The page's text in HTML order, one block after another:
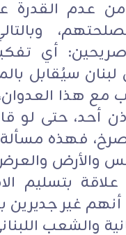
من عدم
أي
لبنان سيُقابل
مع هذا العدوان،
أحد، حتى لو
فهذه مسألة
والأرض
بتسليم
أنهم غير
والشعب